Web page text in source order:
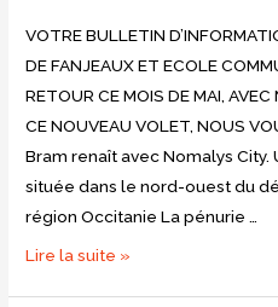
VOTRE BULLETIN
DE FANJEAUX ET ECOLE
RETOUR CE MOIS DE MAI,
CE NOUVEAU VOLET, NOUS
Bram renaît avec Nomalys
située dans le nord-ouest du
région Occitanie La pénurie …
Mai
Lire la suite »